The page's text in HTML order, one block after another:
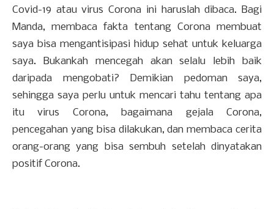
Covid-19 atau virus Corona ini haruslah dibaca. Bagi
Manda, membaca fakta tentang Corona membuat
saya bisa mengantisipasi hidup sehat untuk keluarga
saya. Bukankah mencegah akan selalu lebih baik
daripada mengobati? Demikian pedoman saya,
sehingga saya perlu untuk mencari tahu tentang apa
itu virus Corona, bagaimana gejala Corona,
pencegahan yang bisa dilakukan, dan membaca cerita
orang-orang yang bisa sembuh setelah dinyatakan
positif Corona.